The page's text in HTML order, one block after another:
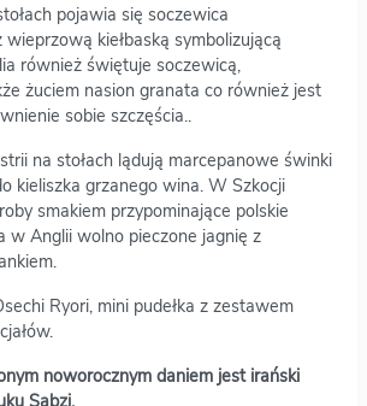
pojawia się soczewica
kiełbaską symbolizującą
również świętuje soczewicą,
żuciem nasion granata co również jest
sobie szczęścia..
na stołach lądują marcepanowe świnki
kieliszka grzanego wina. W Szkocji
smakiem przypominające polskie
w Anglii wolno pieczone jagnię z
Ryori, mini pudełka z zestawem
noworocznym daniem jest irański
Sabzi.